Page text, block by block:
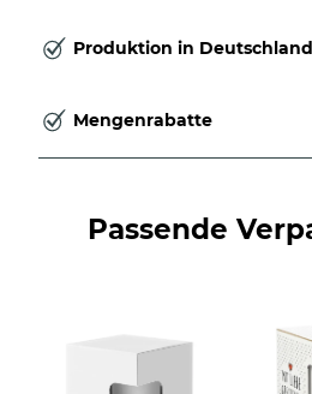
Produktion in Deutschland
Mengenrabatte
Passende